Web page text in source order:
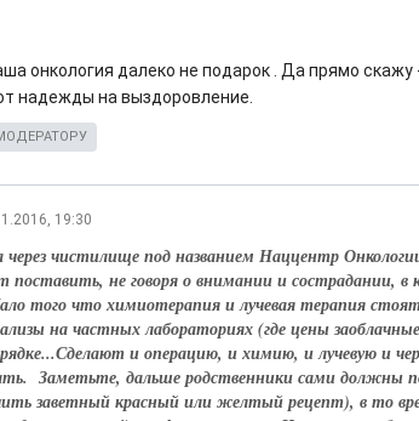
онкология далеко не подарок . Да прямо скажу
надежды на выздоровление.
19:30
чистилище под названием Наццентр
поставить, не говоря о внимании и сострадании,
того что химиотерапия и лучевая терапия
на частных лабораториях (где цены
и операцию, и химию, и лучевую и
Заметьте, дальше родственники сами должны
заветный красный или желтый рецепт), в то